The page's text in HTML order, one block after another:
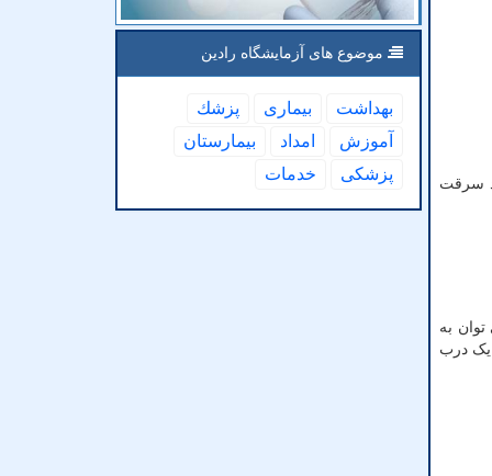
سرقت
به
یک درب
موضوع های آزمایشگاه رادین
بهداشت بیماری
پزشك
آموزش
امداد
بیمارستان
پزشكی
خدمات